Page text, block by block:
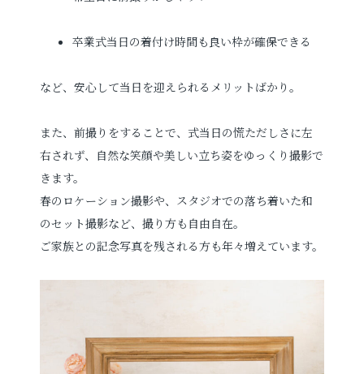
卒業式当日の着付け時間も良い枠が確保できる
など、安心して当日を迎えられるメリットばかり。
また、前撮りをすることで、式当日の慌ただしさに左
右されず、自然な笑顔や美しい立ち姿をゆっくり撮影で
きます。
春のロケーション撮影や、スタジオでの落ち着いた和
のセット撮影など、撮り方も自由自在。
ご家族との記念写真を残される方も年々増えています。